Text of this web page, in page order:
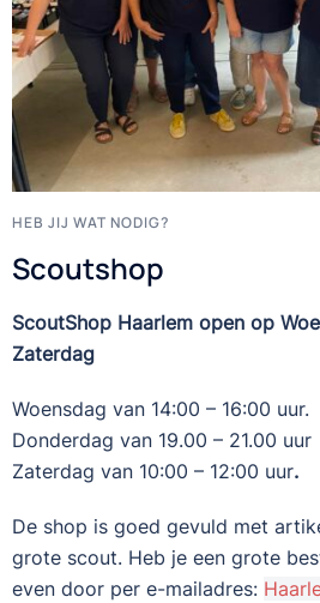
HEB JIJ WAT NODIG?
Scoutshop
ScoutShop Haarlem open op
Zaterdag
Woensdag van 14:00 – 16:00 uur.
Donderdag van 19.00 – 21.00 uur
Zaterdag van 10:00 – 12:00 uur.
De shop is goed gevuld met
grote scout. Heb je een grote
even door per e-mailadres: